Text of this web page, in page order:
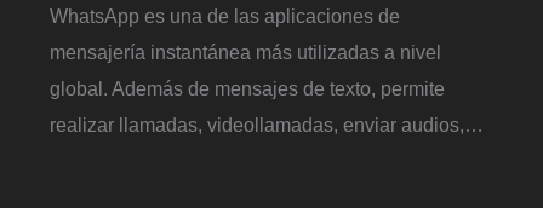
WhatsApp es una de las aplicaciones de
mensajería instantánea más utilizadas a nivel
global. Además de mensajes de texto, permite
realizar llamadas, videollamadas, enviar audios,…